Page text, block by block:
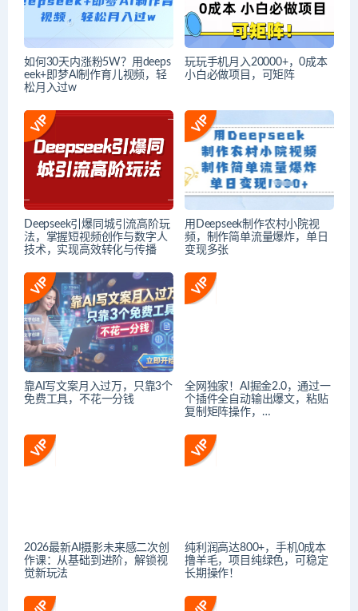
如何30天内涨粉5W？用deeps
eek+即梦AI制作育儿视频，轻
松月入过w
玩玩手机月入20000+，0成本
小白必做项目，可矩阵
Deepseek引爆同城引流高阶玩
法，掌握短视频创作与数字人
技术，实现高效转化与传播
用Deepseek制作农村小院视
频，制作简单流量爆炸，单日
变现多张
靠AI写文案月入过万，只靠3个
免费工具，不花一分钱
全网独家！AI掘金2.0，通过一
个插件全自动输出爆文，粘贴
复制矩阵操作，…
2026最新AI摄影未来感二次创
作课：从基础到进阶，解锁视
觉新玩法
纯利润高达800+，手机0成本
撸羊毛，项目纯绿色，可稳定
长期操作！